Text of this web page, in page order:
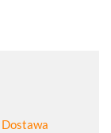
Dostawa